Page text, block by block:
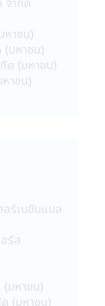
ชวนส่วน
บหนังสือชี้
าคต และ
ผู้ลงทุนให้
การ
ว ผู้ถือ
ปฏิบัติ
ำหนดโดย
าร (ซึ่ง
ริษัท
ด้รับสิทธิ
อาจถูกหัก
หาชน)
มหาชน)
ด (มหาชน)
าชน)
ร์เนชันแนล
ร์ส
มหาชน)
(มหาชน)